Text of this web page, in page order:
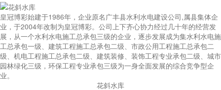
皇冠博彩始建于1986年，企业原名广丰县水利水电建设公司,属县集体企
业，于2004年改制为皇冠博彩。公司上下齐心协力经过几十年的经营发
展，从一个水利水电施工总承包三级的企业，逐步发展成为集水利水电施
工总承包一级、建筑工程施工总承包二级、市政公用工程施工总承包二
级、机电工程施工总承包二级、建筑装修、装饰工程专业承包二级、城市
园林绿化三级，环保工程专业承包三级为一身全面发展的综合竞争型企
业。
花斜水库